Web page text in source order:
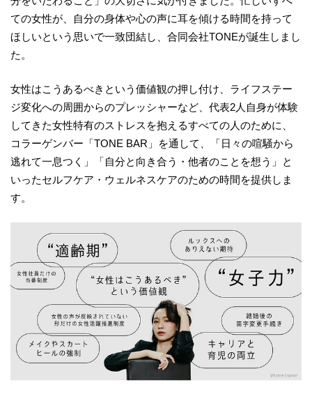
ての女性が、自分の身体や心の声に耳を傾ける時間を持って
ほしいという思いで一致団結し、合同会社TONEが誕生しまし
た。
女性はこうあるべきという価値観の押し付け、ライフステー
ジ変化への周囲からのプレッシャーなど、代表2人自身が体験
してきた女性特有のストレスを抱えるすべての人のために、
コラーゲンバー「TONE BAR」を通して、「日々の喧騒から
逃れて一息つく」「自分と向き合う・他者のことを想う」と
いったセルフケア・ウェルネスケアのための時間を提供しま
す。